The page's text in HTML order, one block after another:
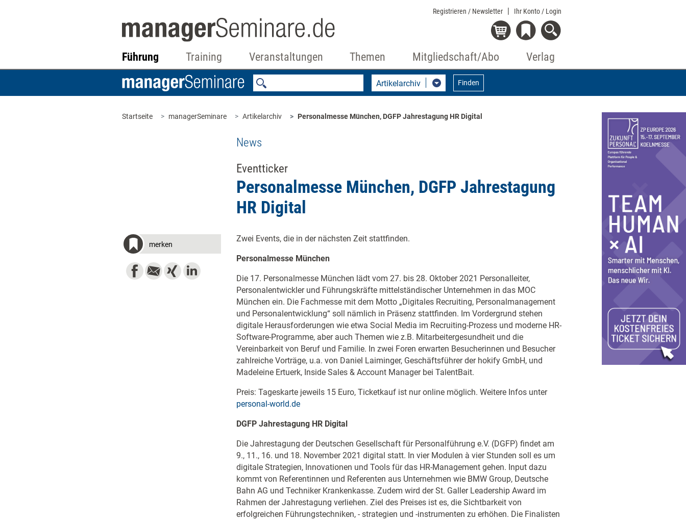
Registrieren / Newsletter Ihr Konto / Login
Führung Training Veranstaltungen Themen Mitgliedschaft/Abo Verlag
Artikelarchiv Finden
Startseite managerSeminare Artikelarchiv Personalmesse München, DGFP Jahrestagung HR Digital
News
Eventticker
Personalmesse München, DGFP Jahrestagung
HR Digital
merken
Zwei Events, die in der nächsten Zeit stattfinden.
Personalmesse München
Die 17. Personalmesse München lädt vom 27. bis 28. Oktober 2021 Personalleiter,
Personalentwickler und Führungskräfte mittelständischer Unternehmen in das MOC
München ein. Die Fachmesse mit dem Motto „Digitales Recruiting, Personalmanagement
und Personalentwicklung“ soll nämlich in Präsenz stattfinden. Im Vordergrund stehen
digitale Herausforderungen wie etwa Social Media im Recruiting-Prozess und moderne HR-
Software-Programme, aber auch Themen wie z.B. Mitarbeitergesundheit und die
Vereinbarkeit von Beruf und Familie. In zwei Foren erwarten Besucherinnen und Besucher
zahlreiche Vorträge, u.a. von Daniel Laiminger, Geschäftsführer der hokify GmbH, und
Madeleine Ertuerk, Inside Sales & Account Manager bei TalentBait.
Preis: Tageskarte jeweils 15 Euro, Ticketkauf ist nur online möglich. Weitere Infos unter
personal-world.de
DGFP Jahrestagung HR Digital
Die Jahrestagung der Deutschen Gesellschaft für Personalführung e.V. (DGFP) findet am
9., 11., 16. und 18. November 2021 digital statt. In vier Modulen à vier Stunden soll es um
digitale Strategien, Innovationen und Tools für das HR-Management gehen. Input dazu
kommt von Referentinnen und Referenten aus Unternehmen wie BMW Group, Deutsche
Bahn AG und Techniker Krankenkasse. Zudem wird der St. Galler Leadership Award im
Rahmen der Jahrestagung verliehen. Ziel des Preises ist es, die Sichtbarkeit von
erfolgreichen Führungstechniken, - strategien und -instrumenten zu erhöhen. Die Finalisten